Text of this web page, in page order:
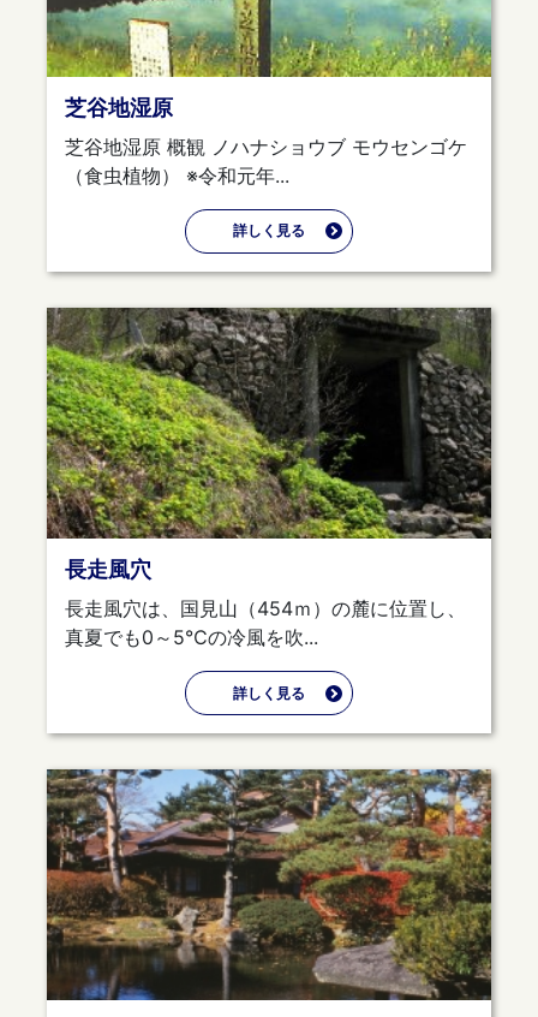
芝谷地湿原
芝谷地湿原 概観 ノハナショウブ モウセンゴケ
（食虫植物） ※令和元年...
詳しく見る
長走風穴
長走風穴は、国見山（454ｍ）の麓に位置し、
真夏でも0～5℃の冷風を吹...
詳しく見る